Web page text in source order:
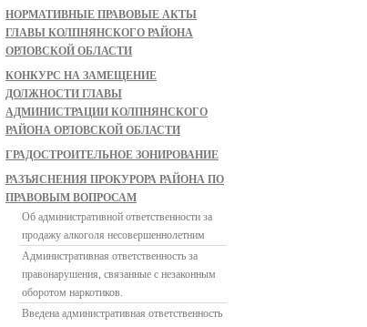
НОРМАТИВНЫЕ ПРАВОВЫЕ АКТЫ
ГЛАВЫ КОЛПНЯНСКОГО РАЙОНА
ОРЛОВСКОЙ ОБЛАСТИ
КОНКУРС НА ЗАМЕЩЕНИЕ
ДОЛЖНОСТИ ГЛАВЫ
АДМИНИСТРАЦИИ КОЛПНЯНСКОГО
РАЙОНА ОРЛОВСКОЙ ОБЛАСТИ
ГРАДОСТРОИТЕЛЬНОЕ ЗОНИРОВАНИЕ
РАЗЪЯСНЕНИЯ ПРОКУРОРА РАЙОНА ПО
ПРАВОВЫМ ВОПРОСАМ
Об административной ответственности за
продажу алкоголя несовершеннолетним
Административная ответственность за
правонарушения, связанные с незаконным
оборотом наркотиков.
Введена административная ответственность